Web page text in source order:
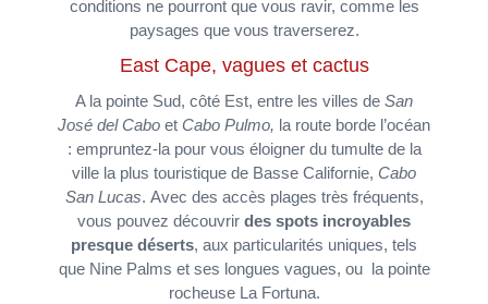
conditions ne pourront que vous ravir, comme les
paysages que vous traverserez.
East Cape, vagues et cactus
A la pointe Sud, côté Est, entre les villes de San
José del Cabo et Cabo Pulmo, la route borde l’océan
: empruntez-la pour vous éloigner du tumulte de la
ville la plus touristique de Basse Californie, Cabo
San Lucas. Avec des accès plages très fréquents,
vous pouvez découvrir des spots incroyables
presque déserts, aux particularités uniques, tels
que Nine Palms et ses longues vagues, ou la pointe
rocheuse La Fortuna.